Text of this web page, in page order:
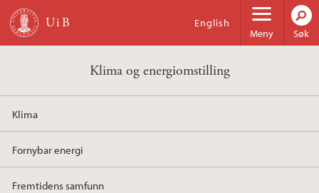
Hopp til hovedinnhold
Meny
English
Søk
Klima og energiomstilling
Klima
Fornybar energi
Fremtidens samfunn